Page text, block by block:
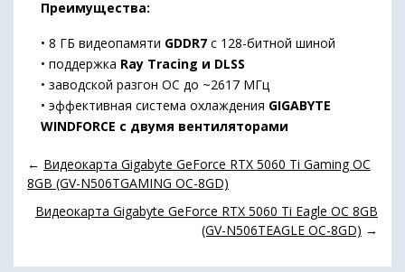
Преимущества:
• 8 ГБ видеопамяти GDDR7 с 128-битной шиной
• поддержка Ray Tracing и DLSS
• заводской разгон OC до ~2617 МГц
• эффективная система охлаждения GIGABYTE
WINDFORCE с двумя вентиляторами
← Видеокарта Gigabyte GeForce RTX 5060 Ti Gaming OC
8GB (GV-N506TGAMING OC-8GD)
Видеокарта Gigabyte GeForce RTX 5060 Ti Eagle OC 8GB
(GV-N506TEAGLE OC-8GD) →